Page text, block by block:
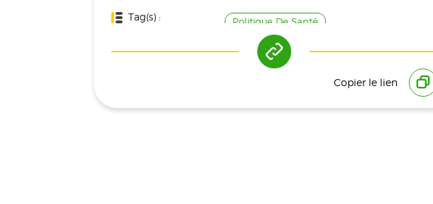
Tag(s) :
Politique De Santé
Copier le lien